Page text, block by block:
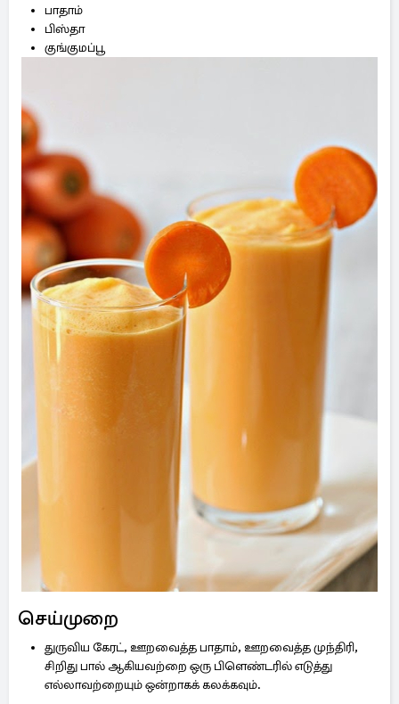
பாதாம்
பிஸ்தா
குங்குமப்பூ
செய்முறை
துருவிய கேரட், ஊறவைத்த பாதாம், ஊறவைத்த முந்திரி,
சிறிது பால் ஆகியவற்றை ஒரு பிளெண்டரில் எடுத்து
எல்லாவற்றையும் ஒன்றாகக் கலக்கவும்.